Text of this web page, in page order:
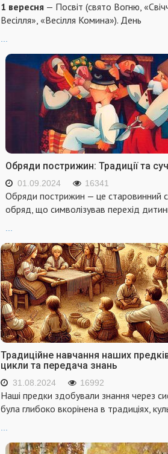
1 вересня — Посвіт (свято Вогню,
Весілля», «Весілля Комина»). День
...
Обряди пострижин: Традиції та
01.09.2024 16341
Обряди пострижин — це старовинний
обряд, що символізував перехід
...
Традиційне навчання наших
цикли та передача знань
31.08.2024 16992
Наші предки здобували знання через
була глибоко вкорінена в традиціях,
...